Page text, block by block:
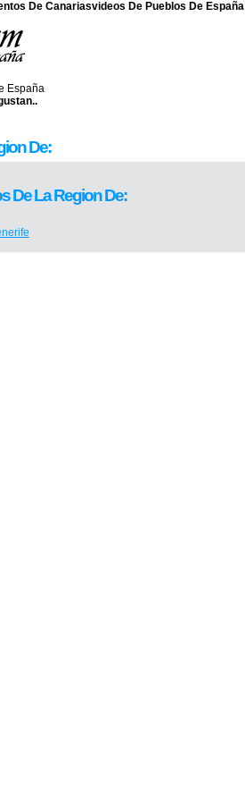
De Canariasvideos De Pueblos De España
España
De:
De La Region De: